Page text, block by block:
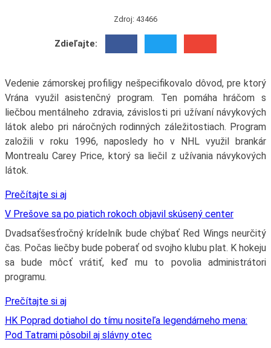
Zdroj: 43466
Zdieľajte:
Vedenie zámorskej profiligy nešpecifikovalo dôvod, pre ktorý
Vrána využil asistenčný program. Ten pomáha hráčom s
liečbou mentálneho zdravia, závislosti pri užívaní návykových
látok alebo pri náročných rodinných záležitostiach. Program
založili v roku 1996, naposledy ho v NHL využil brankár
Montrealu Carey Price, ktorý sa liečil z užívania návykových
látok.
Prečítajte si aj
V Prešove sa po piatich rokoch objavil skúsený center
Dvadsaťšesťročný krídelník bude chýbať Red Wings neurčitý
čas. Počas liečby bude poberať od svojho klubu plat. K hokeju
sa bude môcť vrátiť, keď mu to povolia administrátori
programu.
Prečítajte si aj
HK Poprad dotiahol do tímu nositeľa legendárneho mena:
Pod Tatrami pôsobil aj slávny otec